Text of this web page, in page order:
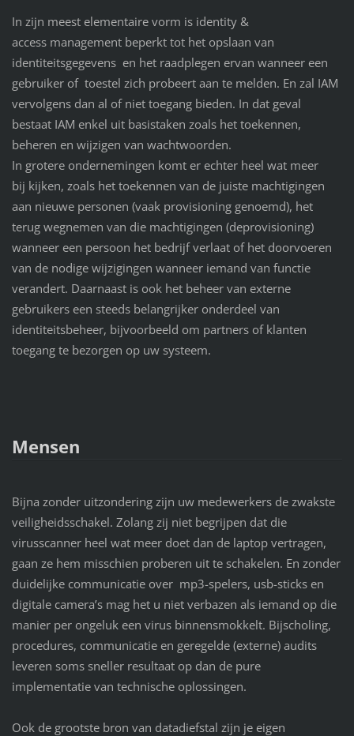
In zijn meest elementaire vorm is identity &
access management beperkt tot het opslaan van
identiteitsgegevens en het raadplegen ervan wanneer een
gebruiker of toestel zich probeert aan te melden. En zal IAM
vervolgens dan al of niet toegang bieden. In dat geval
bestaat IAM enkel uit basistaken zoals het toekennen,
beheren en wijzigen van wachtwoorden.
In grotere ondernemingen komt er echter heel wat meer
bij kijken, zoals het toekennen van de juiste machtigingen
aan nieuwe personen (vaak provisioning genoemd), het
terug wegnemen van die machtigingen (deprovisioning)
wanneer een persoon het bedrijf verlaat of het doorvoeren
van de nodige wijzigingen wanneer iemand van functie
verandert. Daarnaast is ook het beheer van externe
gebruikers een steeds belangrijker onderdeel van
identiteitsbeheer, bijvoorbeeld om partners of klanten
toegang te bezorgen op uw systeem.
Mensen
Bijna zonder uitzondering zijn uw medewerkers de zwakste
veiligheidsschakel. Zolang zij niet begrijpen dat die
virusscanner heel wat meer doet dan de laptop vertragen,
gaan ze hem misschien proberen uit te schakelen. En zonder
duidelijke communicatie over mp3-spelers, usb-sticks en
digitale camera’s mag het u niet verbazen als iemand op die
manier per ongeluk een virus binnensmokkelt. Bijscholing,
procedures, communicatie en geregelde (externe) audits
leveren soms sneller resultaat op dan de pure
implementatie van technische oplossingen.
Ook de grootste bron van datadiefstal zijn je eigen